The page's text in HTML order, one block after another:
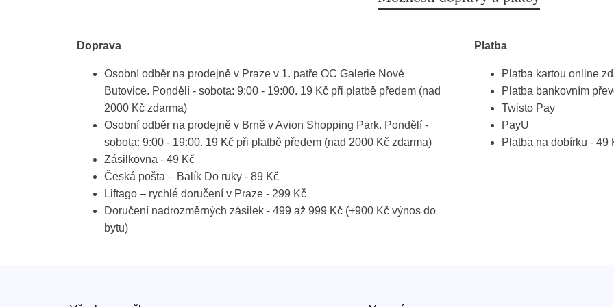
Doprava
Osobní odběr na prodejně v Praze v 1. patře OC Galerie Nové
Butovice. Pondělí - sobota: 9:00 - 19:00. 19 Kč při platbě předem (nad
2000 Kč zdarma)
Osobní odběr na prodejně v Brně v Avion Shopping Park. Pondělí -
sobota: 9:00 - 19:00. 19 Kč při platbě předem (nad 2000 Kč zdarma)
Zásilkovna - 49 Kč
Česká pošta – Balík Do ruky - 89 Kč
Liftago – rychlé doručení v Praze - 299 Kč
Doručení nadrozměrných zásilek - 499 až 999 Kč (+900 Kč výnos do
bytu)
Platba
Platba kartou online
Platba bankovním
Twisto Pay
PayU
Platba na dobírku - 49